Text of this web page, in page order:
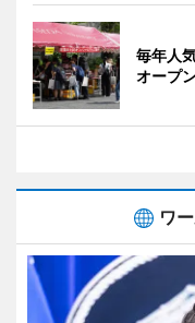
毎年人
オープ
ワ